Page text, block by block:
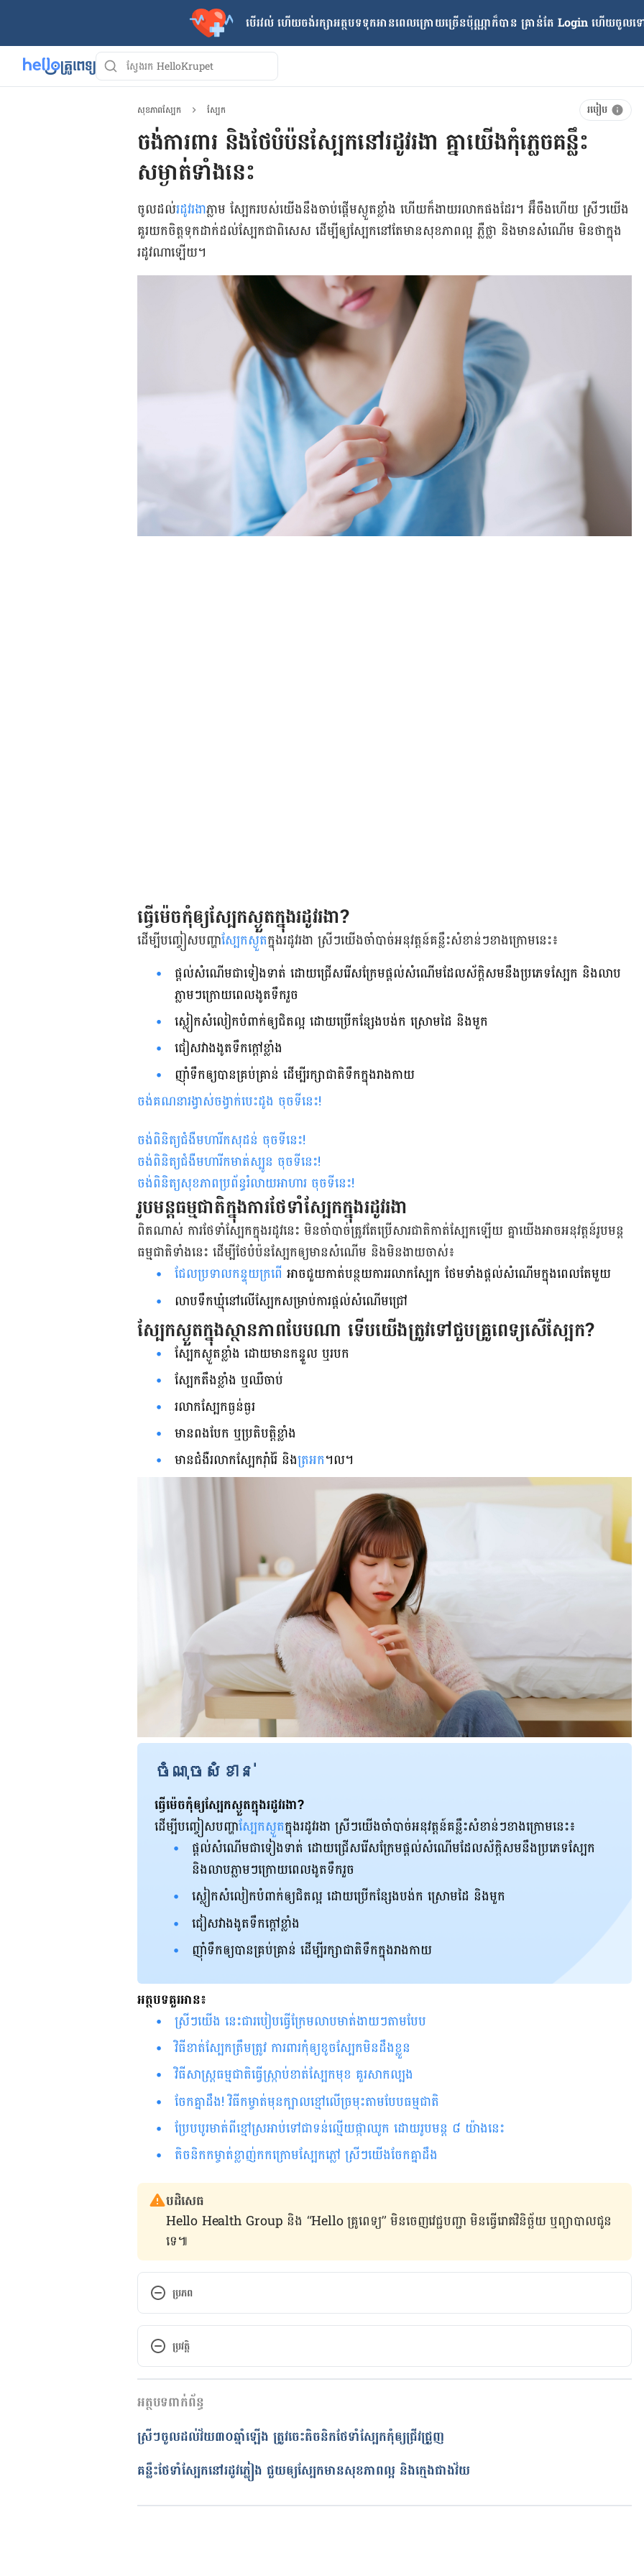
បើរវល់ ហើយចង់​រក្សាអត្ថបទទុកអានពេលក្រោយ​ច្រើនប៉ុណ្ណាក៏បាន គ្រាន់តែ​ Login ហើយចូលទ
សុខភាពស្បែក ស្បែក របៀប
ចង់ការពារ និងថែបំប៉នស្បែកនៅរដូវរងា គ្នាយើងកុំភ្លេចគន្លឹះ
សម្ងាត់ទាំងនេះ
ចូល​ដល់​រដូវ​រងាភ្លាម​ ស្បែក​របស់​​យើង​នឹង​ចាប់ផ្តើម​ស្ងួត​​ខ្លាំង ហើយ​ក៏​ងាយ​រលាក​ផង​ដែរ។ អ៊ឹចឹង​ហើយ​ ស្រីៗ​យើង​
គួរ​យក​ចិត្ត​ទុក​ដាក់​ដល់​ស្បែក​ជា​ពិសេស ដើម្បី​ឲ្យ​ស្បែក​នៅ​តែ​មាន​សុខភាព​ល្អ ភ្លឺ​ថ្លា និង​មាន​សំណើម​​ មិន​ថា​ក្នុង​
រដូវ​​ណា​​​ឡើយ។
ធ្វើ​ម៉េច​កុំ​ឲ្យ​ស្បែក​ស្ងួត​ក្នុង​រដូវ​រងា?
ដើម្បី​បញ្ចៀស​បញ្ហា​​ស្បែក​ស្ងួត​ក្នុង​រដូវរងា​ ស្រី​ៗ​យើង​ចាំបាច់​អនុវត្តន៍​គន្លឹះ​សំខាន់​ៗ​ខាង​ក្រោម​នេះ៖
ផ្តល់​សំណើម​ជា​ទៀងទាត់​ ដោយ​ជ្រើសរើស​ក្រែម​ផ្តល់​សំណើម​ដែល​​ស័ក្តិសម​នឹង​ប្រភេទ​ស្បែក​ និង​លាប​
ភ្លាម​ៗ​ក្រោយ​ពេល​ងូត​ទឹក​រួច
ស្លៀក​សំលៀក​បំពាក់​ឲ្យ​ជិត​ល្អ ដោយ​ប្រើ​កន្សែង​បង់​ក ស្រោម​ដៃ​ និង​មួក
ជៀសវាង​ងូត​ទឹក​ក្តៅ​ខ្លាំង
ញ៉ាំ​ទឹក​ឲ្យ​បាន​គ្រប់គ្រាន់​ ដើម្បី​រក្សា​ជាតិ​ទឹក​​ក្នុង​រាងកាយ
ចង់គណនារង្វាស់ចង្វាក់បេះដូង ចុចទីនេះ!
ចង់ពិនិត្យជំងឺមហារីកសុដន់ ចុចទីនេះ!
ចង់ពិនិត្យជំងឺមហារីកមាត់ស្បូន ចុចទីនេះ!
ចង់ពិនិត្យសុខភាពប្រព័ន្ធរំលាយអាហារ ចុចទីនេះ!
រូបមន្ត​ធម្មជាតិ​ក្នុង​ការ​ថែទាំ​ស្បែក​ក្នុង​រដូវ​រងា
ពិត​ណាស់​ ការ​ថែទាំ​ស្បែក​ក្នុង​រដូវ​នេះ មិន​ចាំបាច់​ត្រូវ​តែ​ប្រើ​សារជាតិ​កាត់​ស្បែក​ឡើយ គ្នា​យើង​អាច​អនុវត្តន៍​រូបមន្ត​
ធម្មជាតិ​ទាំង​នេះ ដើម្បី​ថែ​បំប៉ន​ស្បែក​ឲ្យ​​មាន​សំណើម​ និង​មិន​ងាយ​ចាស់៖
ជែល​ប្រទាល​កន្ទុយ​ក្រពើ អាច​ជួយ​កាត់បន្ថយ​ការ​រលាក​ស្បែក​ ថែម​ទាំង​ផ្តល់​សំណើម​ក្នុង​ពេល​តែ​មួយ
លាប​ទឹក​ឃ្មុំ​នៅ​លើ​ស្បែក​សម្រាប់​ការ​ផ្តល់​សំណើម​ជ្រៅ
ស្បែក​ស្ងួត​ក្នុង​ស្ថានភាព​បែប​ណា​ ទើប​យើង​ត្រូវ​ទៅ​ជួប​គ្រូពេទ្យ​សើស្បែក?
ស្បែក​ស្ងួត​ខ្លាំង ដោយ​មាន​កន្ទួល ឬ​​របក​
ស្បែក​តឹង​ខ្លាំង ឬ​ឈឺចាប់
រលាក​ស្បែក​ធ្ងន់ធ្ងរ
មាន​ពងបែក ឬ​ប្រតិបត្តិ​ខ្លាំង
មាន​ជំងឺ​រលាក​ស្បែក​រ៉ាំរ៉ៃ និងត្រអក។ល។
ចំណុចសំខាន់
ធ្វើ​ម៉េច​កុំ​ឲ្យ​ស្បែក​ស្ងួត​ក្នុង​រដូវ​រងា?
ដើម្បី​បញ្ចៀស​បញ្ហា​​ស្បែក​ស្ងួត​ក្នុង​រដូវរងា​ ស្រី​ៗ​យើង​ចាំបាច់​អនុវត្តន៍​គន្លឹះ​សំខាន់​ៗ​ខាង​ក្រោម​នេះ៖
ផ្តល់​សំណើម​ជា​ទៀងទាត់​ ដោយ​ជ្រើសរើស​ក្រែម​ផ្តល់​សំណើម​ដែល​​ស័ក្តិសម​នឹង​ប្រភេទ​ស្បែក​
និង​លាប​ភ្លាម​ៗ​ក្រោយ​ពេល​ងូត​ទឹក​រួច
ស្លៀក​សំលៀក​បំពាក់​ឲ្យ​ជិត​ល្អ ដោយ​ប្រើ​កន្សែង​បង់​ក ស្រោម​ដៃ​ និង​មួក
ជៀសវាង​ងូត​ទឹក​ក្តៅ​ខ្លាំង
ញ៉ាំ​ទឹក​ឲ្យ​បាន​គ្រប់គ្រាន់​ ដើម្បី​រក្សា​ជាតិ​ទឹក​​ក្នុង​រាងកាយ
អត្ថបទគួរអាន៖
ស្រីៗ​យើង នេះជារបៀបធ្វើក្រែមលាបមាត់ងាយៗតាមបែប
វិធីខាត់ស្បែកត្រឹមត្រូវ ការពារកុំឲ្យខូចស្បែកមិនដឹងខ្លួន
វិធីសាស្រ្តធម្មជាតិធ្វើស្រ្កាប់ខាត់ស្បែកមុខ គួរសាកល្បង
ចែកគ្នាដឹង! វិធីកម្ចាត់មុនក្បាលខ្មៅលើច្រមុះតាមបែបធម្មជាតិ
ប្រែបបូរមាត់ពីខ្មៅស្រអាប់ទៅជាទន់ល្មើយផ្កាឈូក ដោយរូបមន្ត ៨ យ៉ាងនេះ
តិចនិកកម្ចាត់ខ្លាញ់កកក្រោមស្បែកភ្លៅ ស្រីៗ​យើងចែកគ្នាដឹង
បដិសេធ
Hello Health Group និង “Hello គ្រូពេទ្យ” មិន​ចេញ​វេជ្ជបញ្ជា មិន​ធ្វើ​រោគវិនិច្ឆ័យ ឬ​ព្យាបាល​ជូន​
ទេ៕
ប្រភព
Winter Skin Care Guide: How To Protect And Nourish Your Skin During The Cold
Season
https://sahyadrihospital.com/blog/winter-skin-care-guide-how-to-protect-and-
nourish-your-skin-during-the-cold-season/
10 tips for protecting your skin in the cold weather
https://www.nyp.org/patients-and-visitors/advances-consumers/issues/10-tips-for-
protecting-your-skin-in-the-cold-weather
It’s Frigid Outside—Here’s How to Protect and Nourish Your Winter Complexion
ប្រវត្តិ
កំណែ​ប្រែបច្ចុប្បន្ន
09/12/2024
អត្ថបទ​ដោយ
នូ សោភ័ណ្ឌ
ត្រួតពិនិត្យដោយ វេជ្ជ. ចាន់ ស៊ីណេត
បច្ចុប្បន្នភាពដោយ៖ Sopheng
អត្ថបទពាក់ព័ន្ធ
ស្រីៗចូលដល់វ័យ៣០ឆ្នាំឡើង ត្រូវចេះតិចនិកថែទាំស្បែកកុំឲ្យជ្រីវជ្រួញ
គន្លឹះថែទាំស្បែកនៅរដូវភ្លៀង ជួយឲ្យស្បែកមានសុខភាពល្អ និងក្មេងជាងវ័យ